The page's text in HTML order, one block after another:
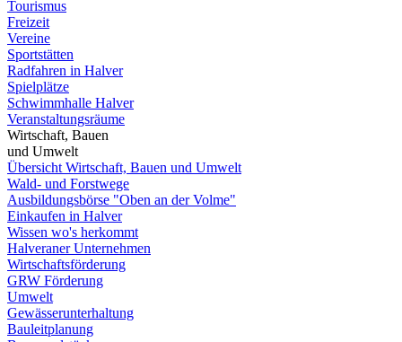
Tourismus
Freizeit
Vereine
Sportstätten
Radfahren in Halver
Spielplätze
Schwimmhalle Halver
Veranstaltungsräume
Wirtschaft, Bauen
und Umwelt
Übersicht Wirtschaft, Bauen und Umwelt
Wald- und Forstwege
Ausbildungsbörse "Oben an der Volme"
Einkaufen in Halver
Wissen wo's herkommt
Halveraner Unternehmen
Wirtschaftsförderung
GRW Förderung
Umwelt
Gewässerunterhaltung
Bauleitplanung